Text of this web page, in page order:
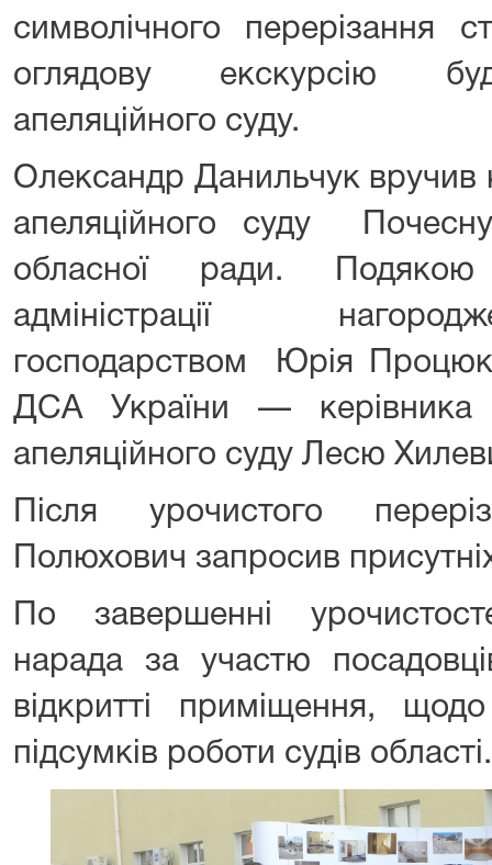
символічного перерізання
оглядову екскурсію
апеляційного суду.
Олександр Данильчук вручив
апеляційного суду Почесну
обласної ради. Подякою
адміністрації
господарством Юрія
ДСА України — керівника
апеляційного суду Лесю
Після урочистого
Полюхович запросив
По завершенні
нарада за участю
відкритті приміщення,
підсумків роботи судів області.